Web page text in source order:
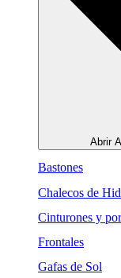
Abrir
Bastones
Chalecos de
Cinturones y
Frontales
Gafas de Sol